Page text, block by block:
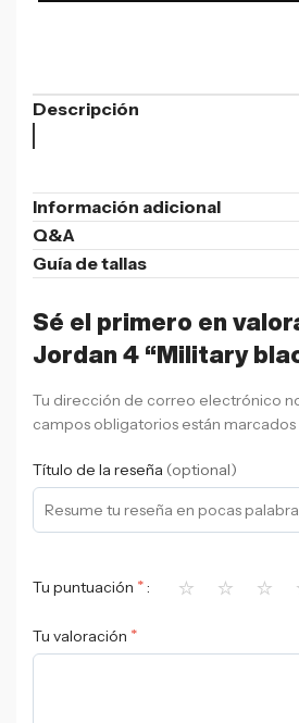
Descripción
Información adicional
Q&A
Guía de tallas
Sé el primero en
Jordan 4 “Military
Tu dirección de correo electrónico
campos obligatorios están marcados
Título de la reseña (optional)
Tu puntuación * ⭐ ⭐ ⭐
Tu valoración *